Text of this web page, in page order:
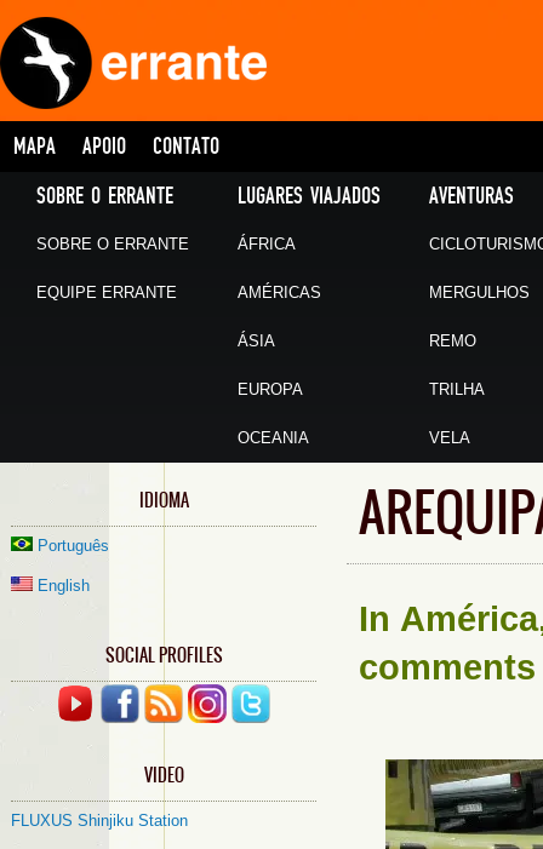
MAPA APOIO CONTATO
SOBRE O ERRANTE
SOBRE O ERRANTE
EQUIPE ERRANTE
LUGARES VIAJADOS
ÁFRICA
AMÉRICAS
ÁSIA
EUROPA
OCEANIA
AVENTURAS
MERGULHOS
REMO
TRILHA
VELA
IDIOMA
Português
English
SOCIAL PROFILES
VIDEO
FLUXUS Shinjiku Station
In América
comments